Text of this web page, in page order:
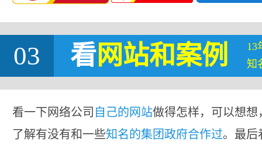
03 看网站和案例
13
知
看一下网络公司 自己的网站做得怎样，可以想
了解有没有和一些知名的集团政府合作过。最后